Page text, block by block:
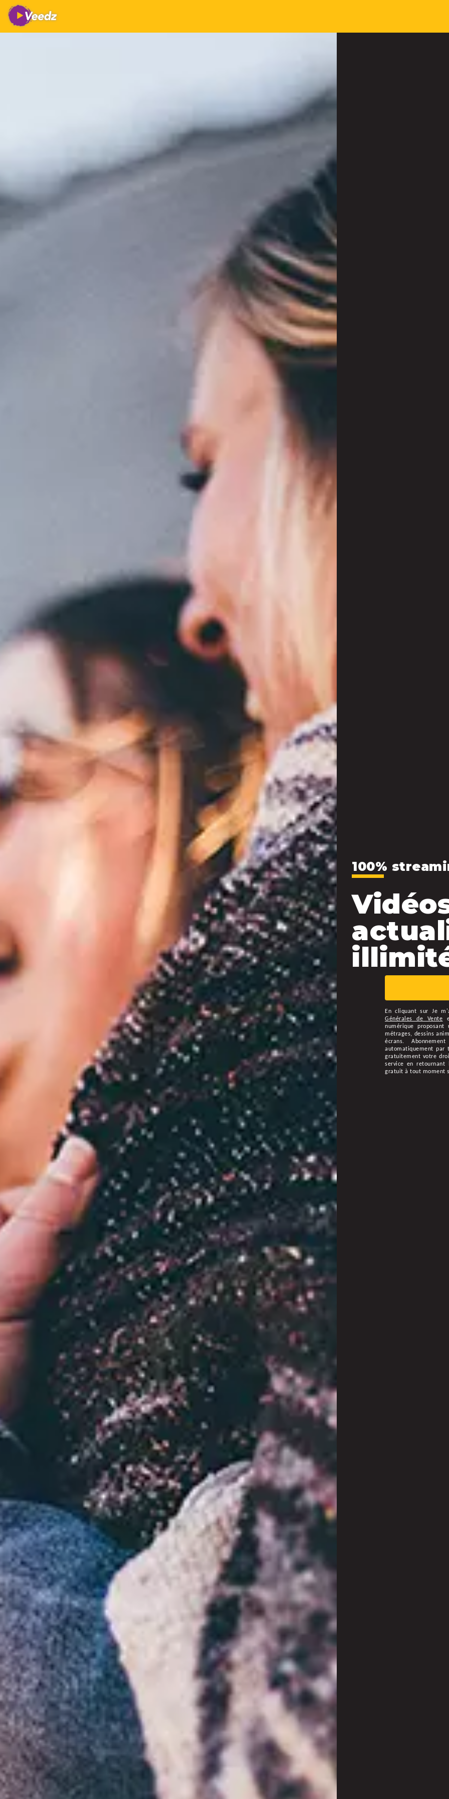
100%
En cliquant surJe
Générales de Vente
numérique
métrages, dessins
écrans.
automatiquement par
gratuitement votre
service en
gratuit à tout moment